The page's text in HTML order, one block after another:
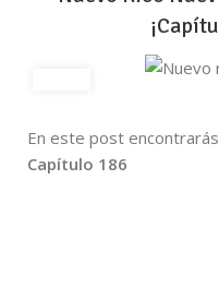
En este post
Capítulo 186